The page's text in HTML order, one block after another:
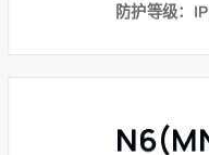
防护等级：